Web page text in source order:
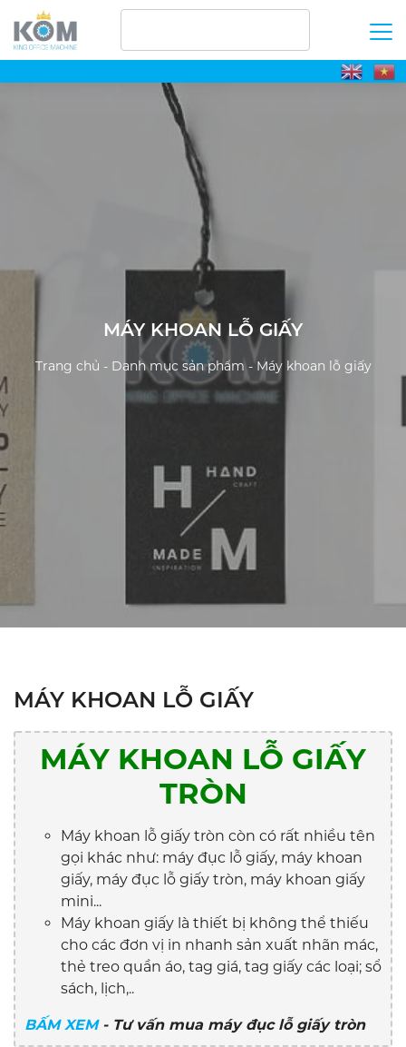
MÁY KHOAN LỖ GIẤY
Trang chủ - Danh mục sản phẩm-Máy khoan lỗ giấy
MÁY KHOAN LỖ GIẤY
MÁY KHOAN LỖ GIẤY
TRÒN
Máy khoan lỗ giấy tròn còn có rất nhiều tên
gọi khác như: máy đục lỗ giấy, máy khoan
giấy, máy đục lỗ giấy tròn, máy khoan giấy
mini...
Máy khoan giấy là thiết bị không thể thiếu
cho các đơn vị in nhanh sản xuất nhãn mác,
thẻ treo quần áo, tag giá, tag giấy các loại; sổ
sách, lịch,..
BẤM XEM - Tư vấn mua máy đục lỗ giấy tròn